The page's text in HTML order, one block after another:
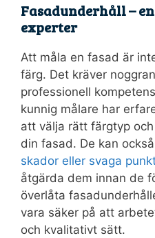
Fasadunderhåll –
experter
Att måla en fasad är
färg. Det kräver
professionell
kunnig målare har
att välja rätt färgtyp
din fasad. De kan
skador eller svaga
åtgärda dem innan de
överlåta
vara säker på att
och kvalitativt sätt.